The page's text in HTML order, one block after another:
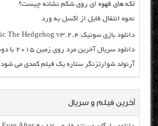
لکه های قهوه ای روی شکم نشانه چیست؟
نحوه انتقال فایل از اکسل به ورد
دانلود بازی سونیک Sonic The Hedgehog v3.2.4+ مود اندروید
دانلود سریال آخرین مرد روی زمین ۲۰۱۵ با دوبله فارسی
آرنولد شوارتزنگر ستاره یک فیلم کمدی می شود
آخرین فیلم و سریال